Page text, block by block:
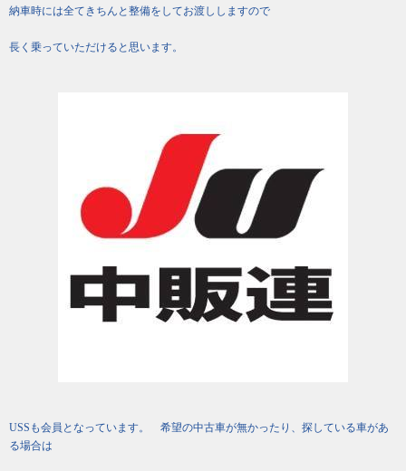
納車時には全てきちんと整備をしてお渡ししますので
長く乗っていただけると思います。
USSも会員となっています。 希望の中古車が無かったり、探している車があ
る場合は